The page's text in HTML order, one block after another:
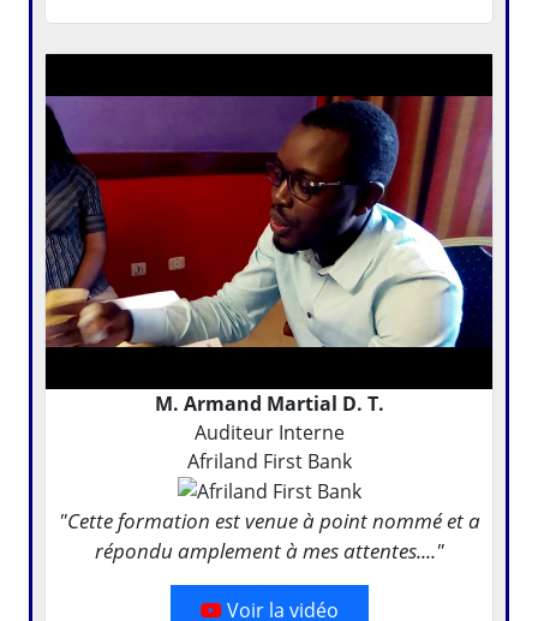
M. Armand Martial D. T.
Auditeur Interne
Afriland First Bank
"Cette formation est venue à point nommé et a
répondu amplement à mes attentes...."
Voir la vidéo